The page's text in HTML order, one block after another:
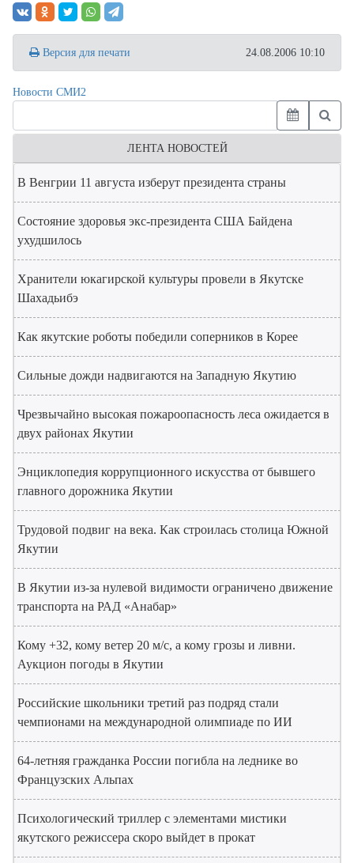
Версия для печати 24.08.2006 10:10
Новости СМИ2
ЛЕНТА НОВОСТЕЙ
В Венгрии 11 августа изберут президента страны
Состояние здоровья экс-президента США Байдена
ухудшилось
Хранители юкагирской культуры провели в Якутске
Шахадьибэ
Как якутские роботы победили соперников в Корее
Сильные дожди надвигаются на Западную Якутию
Чрезвычайно высокая пожароопасность леса ожидается в
двух районах Якутии
Энциклопедия коррупционного искусства от бывшего
главного дорожника Якутии
Трудовой подвиг на века. Как строилась столица Южной
Якутии
В Якутии из-за нулевой видимости ограничено движение
транспорта на РАД «Анабар»
Кому +32, кому ветер 20 м/с, а кому грозы и ливни.
Аукцион погоды в Якутии
Российские школьники третий раз подряд стали
чемпионами на международной олимпиаде по ИИ
64-летняя гражданка России погибла на леднике во
Французских Альпах
Психологический триллер с элементами мистики
якутского режиссера скоро выйдет в прокат